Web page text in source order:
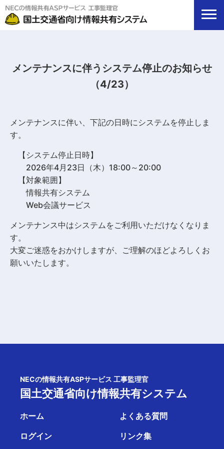
メンテナンスに伴うシステム停止のお知らせ
（4/23）
メンテナンスに伴い、下記の日時にシステムを停止しま
す。
【システム停止日時】
2026年4月23日（木）18:00～20:00
【対象範囲】
情報共有システム
Web会議サービス
メンテナンス中はシステムをご利用いただけなくなりま
す。
大変ご迷惑をおかけしますが、ご理解のほどよろしくお
願いいたします。
NECの情報共有ASPサービス 工事監理官
国土交通省向け情報共有システム
ホーム
ログイン
よくある質問
リンク集